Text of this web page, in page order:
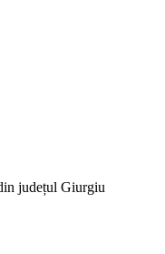
județul Giurgiu